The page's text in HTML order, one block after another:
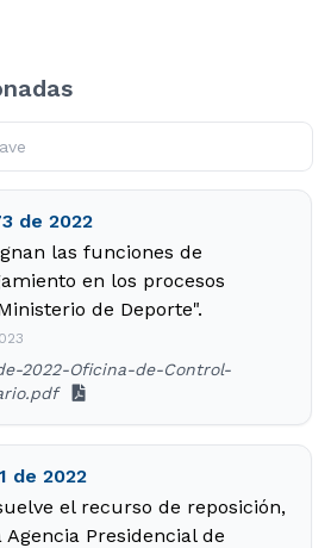
de 2022
las funciones de
en los procesos
de Deporte".
2022-Oficina-de-Control-
de 2022
el recurso de reposición,
Presidencial de